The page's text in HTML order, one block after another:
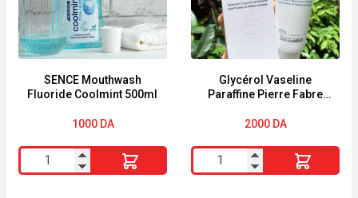
&
Criste
Marine
390ml
CHEVEUX
COLORÉS
SENCE Mouthwash
Fluoride Coolmint 500ml
1000 DA
quantité
de
Glycérol Vaseline
Paraffine Pierre Fabre
2000 DA
quantité
de